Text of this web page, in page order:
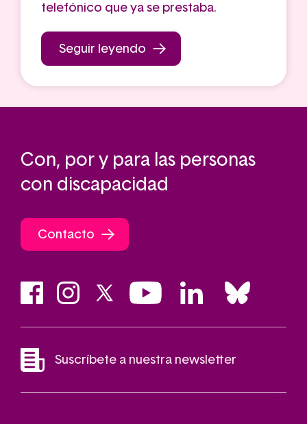
telefónico que ya se prestaba.
Seguir leyendo
Con, por y para las personas
con discapacidad
Contacto
Suscríbete a nuestra newsletter